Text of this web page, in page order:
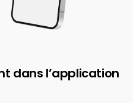
dans l’application